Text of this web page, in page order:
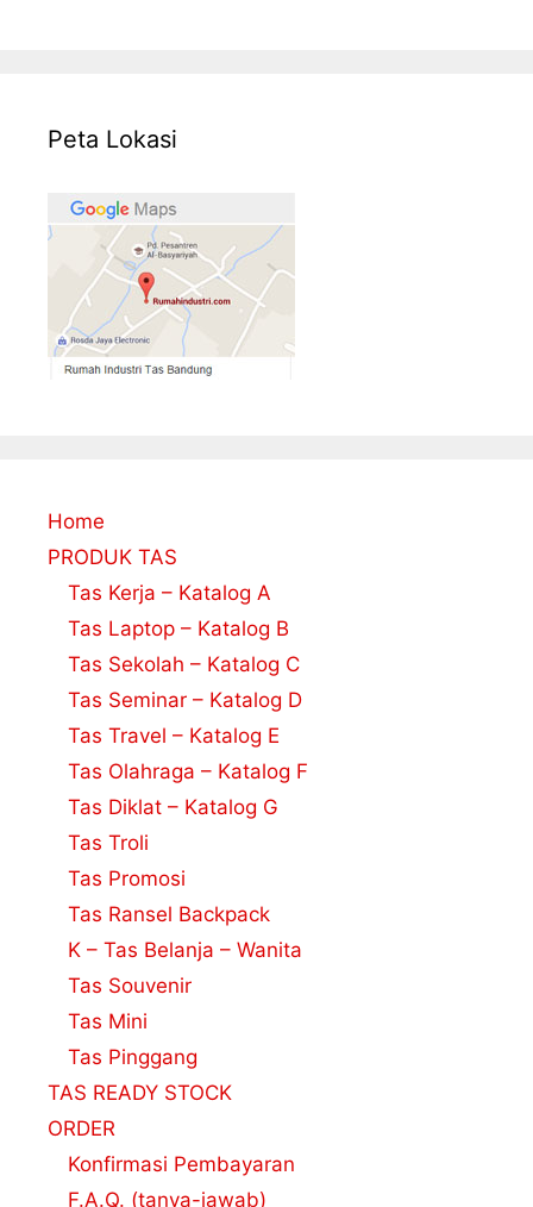
Peta Lokasi
Home
PRODUK TAS
Tas Kerja – Katalog A
Tas Laptop – Katalog B
Tas Sekolah – Katalog C
Tas Seminar – Katalog D
Tas Travel – Katalog E
Tas Olahraga – Katalog F
Tas Diklat – Katalog G
Tas Troli
Tas Promosi
Tas Ransel Backpack
K – Tas Belanja – Wanita
Tas Souvenir
Tas Mini
Tas Pinggang
TAS READY STOCK
ORDER
Konfirmasi Pembayaran
F.A.Q. (tanya-jawab)